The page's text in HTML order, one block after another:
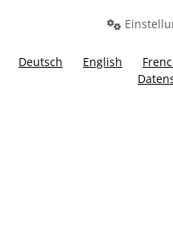
Deutsch English